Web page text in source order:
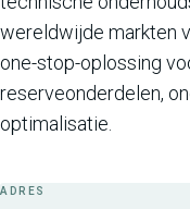
wereldwijde markten
one-stop-oplossing
reserveonderdelen,
optimalisatie.
ADRES